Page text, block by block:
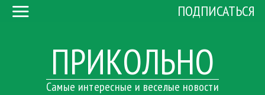
ПРИКОЛЬНО
Самые интересные и веселые новости
ПОДПИСАТЬСЯ